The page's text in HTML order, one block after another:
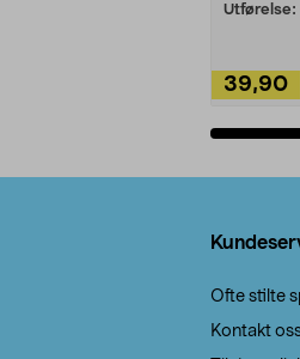
Utførelse:
39,90
Ofte stilte
Kontakt